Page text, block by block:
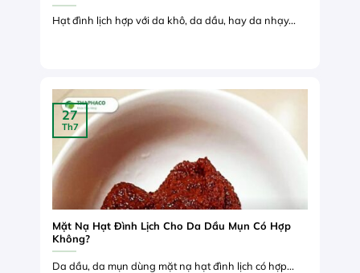
Hạt đình lịch hợp với da khô, da dầu, hay da nhạy...
Mặt Nạ Hạt Đình Lịch Cho Da Dầu Mụn Có Hợp
Không?
Da dầu, da mụn dùng mặt nạ hạt đình lịch có hợp...
27
Th7